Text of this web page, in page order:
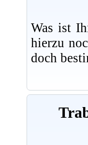
Was ist
hierzu
doch